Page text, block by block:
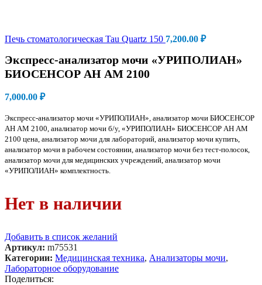
Печь стоматологическая Tau Quartz 150 7,200.00 ₽
Экспресс-анализатор мочи «УРИПОЛИАН»
БИОСЕНСОР АН АМ 2100
7,000.00 ₽
Экспресс-анализатор мочи «УРИПОЛИАН», анализатор мочи БИОСЕНСОР
АН АМ 2100, анализатор мочи б/у, «УРИПОЛИАН» БИОСЕНСОР АН АМ
2100 цена, анализатор мочи для лабораторий, анализатор мочи купить,
анализатор мочи в рабочем состоянии, анализатор мочи без тест-полосок,
анализатор мочи для медицинских учреждений, анализатор мочи
«УРИПОЛИАН» комплектность.
Нет в наличии
Добавить в список желаний
Артикул: m75531
Категории: Медицинская техника, Анализаторы мочи,
Лабораторное оборудование
Поделиться: